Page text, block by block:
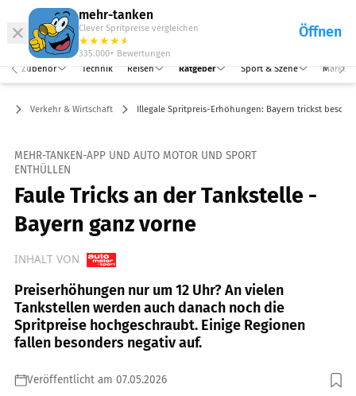
mehr-tanken
Clever Spritpreise vergleichen
★★★★★
★
335.000+ Bewertungen
Öffnen
Abo
Zubehör Technik Reisen Ratgeber Sport & Szene Markt
Verkehr & Wirtschaft Illegale Spritpreis-Erhöhungen: Bayern trickst
MEHR-TANKEN-APP UND AUTO MOTOR UND SPORT
ENTHÜLLEN
Faule Tricks an der Tankstelle -
Bayern ganz vorne
INHALT VON
Preiserhöhungen nur um 12 Uhr? An vielen
Tankstellen werden auch danach noch die
Spritpreise hochgeschraubt. Einige Regionen
fallen besonders negativ auf.
Veröffentlicht am 07.05.2026